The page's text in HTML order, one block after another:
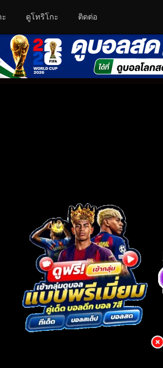
ดูโทริโกะ ติดต่อ